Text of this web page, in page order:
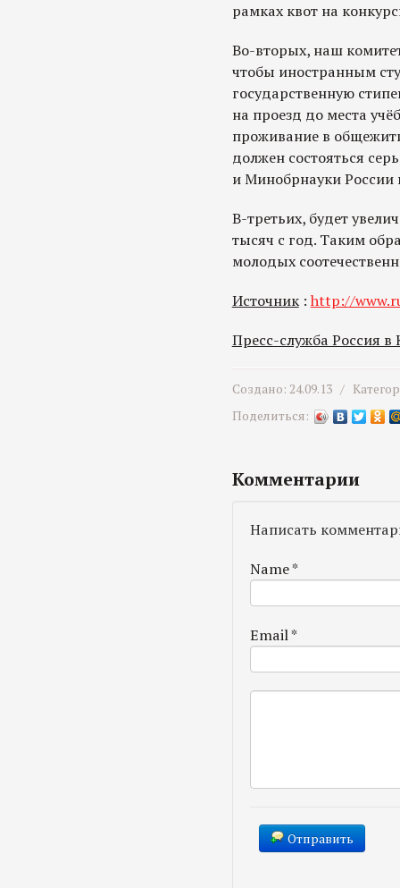
рамках квот на
Во-вторых, наш
чтобы иностранным
государственную
на проезд до места
проживание в
должен состояться
и Минобрнауки России
В-третьих, будет
тысяч с год. Таким
молодых
Источник: http://
Пресс-служба Россия в
Создано: 24.09.13 /
Поделиться:
Комментарии
Написать
Name*
Email*
Отправить